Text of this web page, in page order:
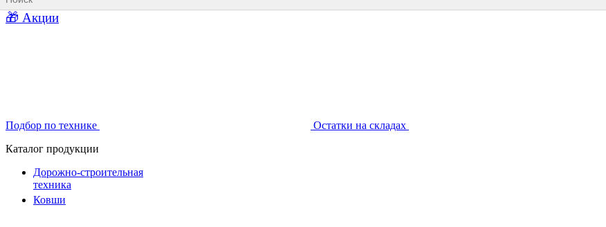
Ковши для фронтальных погрузчиков
🎁 Акции
Подбор по технике
Остатки на складах
Каталог продукции
Дорожно-строительная
техника
Ковши